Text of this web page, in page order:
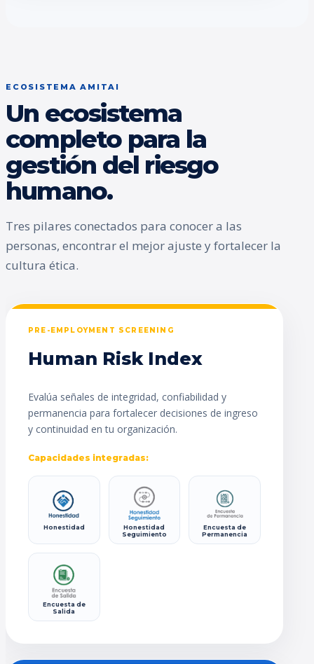
ECOSISTEMA AMITAI
Un ecosistema
completo para la
gestión del riesgo
humano.
Tres pilares conectados para conocer a las
personas, encontrar el mejor ajuste y fortalecer la
cultura ética.
PRE-EMPLOYMENT SCREENING
Human Risk Index
Evalúa señales de integridad, confiabilidad y
permanencia para fortalecer decisiones de ingreso
y continuidad en tu organización.
Capacidades integradas:
Honestidad
Honestidad
Seguimiento
Encuesta de
Permanencia
Encuesta de
Salida